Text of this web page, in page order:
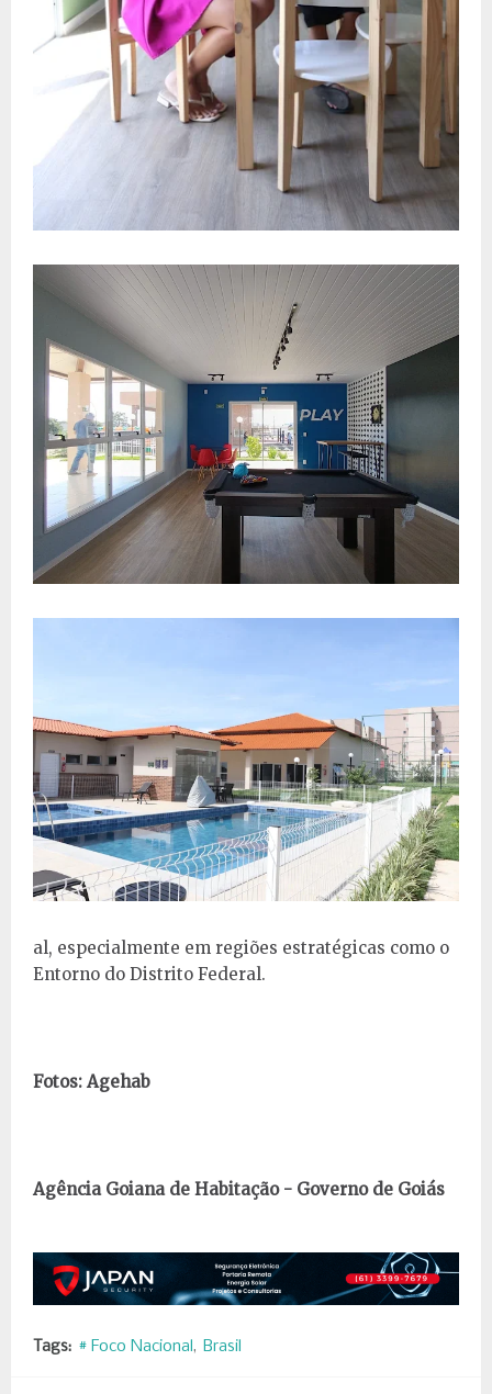
al, especialmente em regiões estratégicas como o
Entorno do Distrito Federal.
Fotos: Agehab
Agência Goiana de Habitação - Governo de Goiás
Tags: # Foco Nacional Brasil